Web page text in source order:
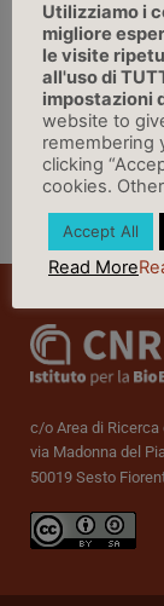
c/o Area di Ricerca
via Madonna del
50019 Sesto
Utilizziamo i
migliore
le visite
all'uso di
impostazioni
website to
remembering
clicking
cookies.
Accept All
Read More